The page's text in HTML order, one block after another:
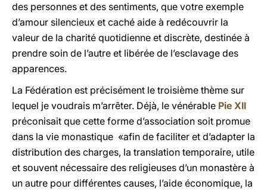
des personnes et des sentiments, que votre exemple
d’amour silencieux et caché aide à redécouvrir la
valeur de la charité quotidienne et discrète, destinée à
prendre soin de l’autre et libérée de l’esclavage des
apparences.
La Fédération est précisément le troisième thème sur
lequel je voudrais m’arrêter. Déjà, le vénérable Pie XII
préconisait que cette forme d’association soit promue
dans la vie monastique «afin de faciliter et d’adapter la
distribution des charges, la translation temporaire, utile
et souvent nécessaire des religieuses d’un monastère à
un autre pour différentes causes, l’aide économique, la